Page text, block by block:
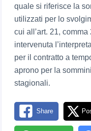
quale si riferisce la
utilizzati per lo
cui all’art. 21,
intervenuta
per il contratto a
aprono per la
stagionali.
Share